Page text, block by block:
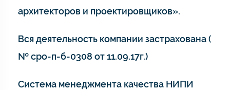
архитекторов и проектировщиков».
Вся деятельность компании застрахована (
№ сро-п-б-0308 от 11.09.17г.)
Система менеджмента качества НИПИ